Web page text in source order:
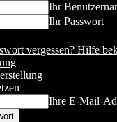
Ihr
Ihr Passwort
vergessen? Hilfe
Ihre E-Mail-